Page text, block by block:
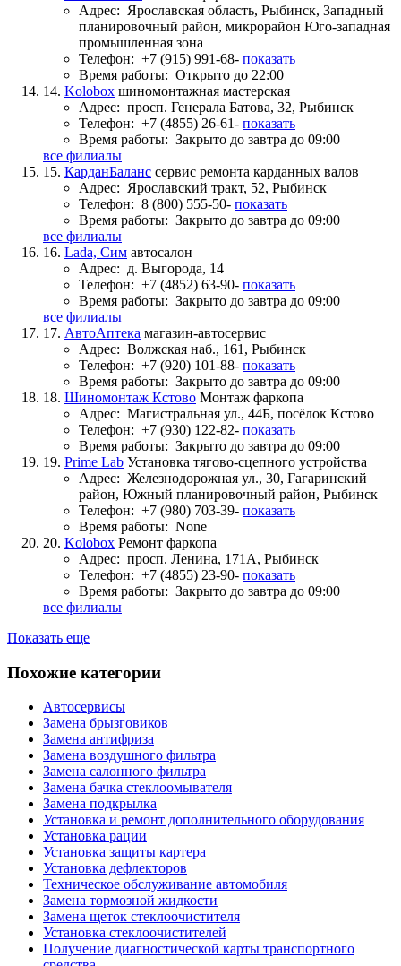
Адрес: Ярославская область, Рыбинск, Западный
планировочный район, микрорайон Юго-западная
промышленная зона
Телефон: +7 (915) 991-68- показать
Время работы: Открыто до 22:00
14. Kolobox шиномонтажная мастерская
Адрес: просп. Генерала Батова, 32, Рыбинск
Телефон: +7 (4855) 26-61- показать
Время работы: Закрыто до завтра до 09:00
все филиалы
15. КарданБаланс сервис ремонта карданных валов
Адрес: Ярославский тракт, 52, Рыбинск
Телефон: 8 (800) 555-50- показать
Время работы: Закрыто до завтра до 09:00
все филиалы
16. Lada, Сим автосалон
Адрес: д. Выгорода, 14
Телефон: +7 (4852) 63-90- показать
Время работы: Закрыто до завтра до 09:00
все филиалы
17. АвтоАптека магазин-автосервис
Адрес: Волжская наб., 161, Рыбинск
Телефон: +7 (920) 101-88- показать
Время работы: Закрыто до завтра до 09:00
18. Шиномонтаж Кстово Монтаж фаркопа
Адрес: Магистральная ул., 44Б, посёлок Кстово
Телефон: +7 (930) 122-82- показать
Время работы: Закрыто до завтра до 09:00
19. Prime Lab Установка тягово-сцепного устройства
Адрес: Железнодорожная ул., 30, Гагаринский
район, Южный планировочный район, Рыбинск
Телефон: +7 (980) 703-39- показать
Время работы: None
20. Kolobox Ремонт фаркопа
Адрес: просп. Ленина, 171А, Рыбинск
Телефон: +7 (4855) 23-90- показать
Время работы: Закрыто до завтра до 09:00
все филиалы
Показать еще
Похожие категории
Автосервисы
Замена брызговиков
Замена антифриза
Замена воздушного фильтра
Замена салонного фильтра
Замена бачка стеклоомывателя
Замена подкрылка
Установка и ремонт дополнительного оборудования
Установка рации
Установка защиты картера
Установка дефлекторов
Техническое обслуживание автомобиля
Замена тормозной жидкости
Замена щеток стеклоочистителя
Установка стеклоочистителей
Получение диагностической карты транспортного